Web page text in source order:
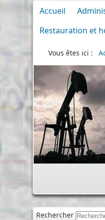
Accueil
Restauration et
Vous êtes ici :
Rechercher